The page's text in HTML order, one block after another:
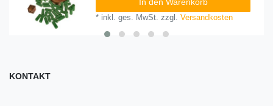
* inkl. ges. MwSt. zzgl.Versandkosten
KONTAKT